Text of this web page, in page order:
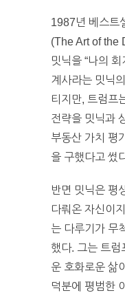
1987년 베스트
(The Art of the
밋닉을 “나의
계사라는 밋닉
티지만, 트럼프
전략을 밋닉과
부동산 가치 평
을 구했다고 썼
반면 밋닉은 평
다뤄온 자신이
는 다루기가 무
했다. 그는 트럼
운 호화로운 삶
덕분에 평범한